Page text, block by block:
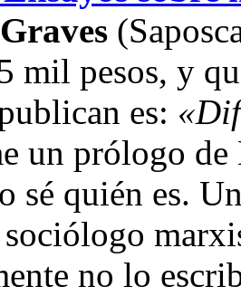
mil pesos, y
es:
un prólogo
sé quién es.
no lo